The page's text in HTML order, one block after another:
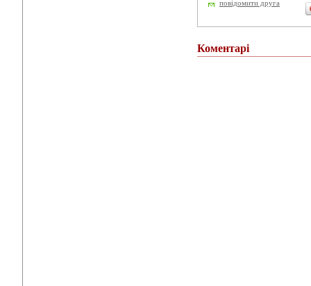
повідомити друга
Коментарі